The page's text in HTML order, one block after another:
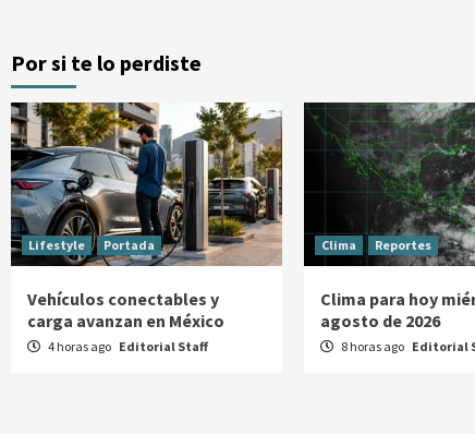
Por si te lo perdiste
Lifestyle Portada
Vehículos conectables y
carga avanzan en México
4 horas ago Editorial Staff
Clima Reportes
Clima para hoy
agosto de 2026
8 horas ago Editorial